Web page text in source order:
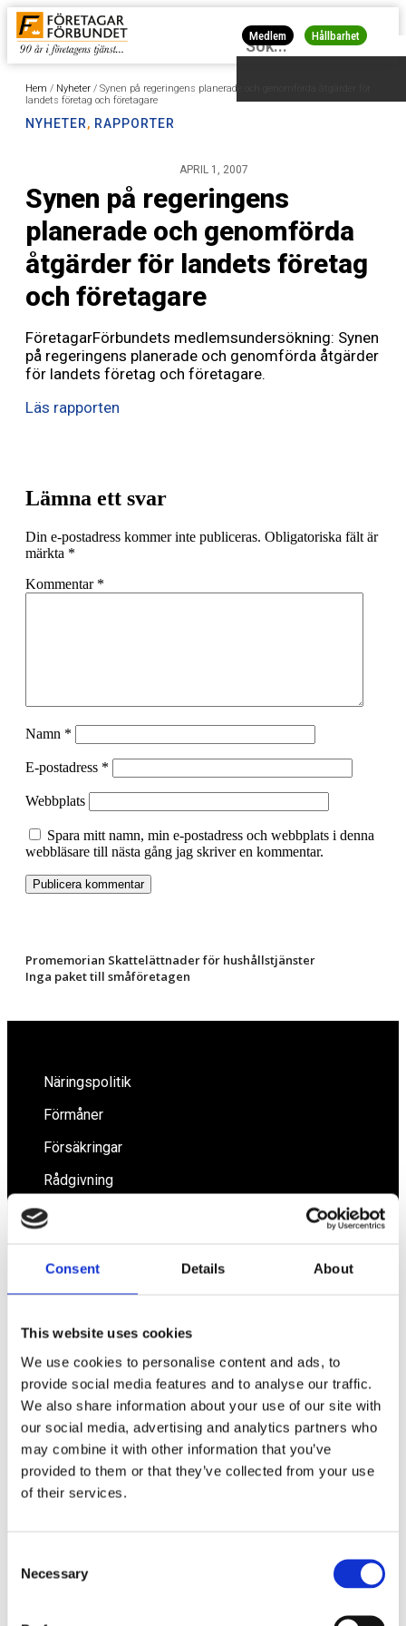
Consent Details About
This website uses cookies
We use cookies to personalise content and ads, to
provide social media features and to analyse our traffic.
We also share information about your use of our site with
our social media, advertising and analytics partners who
may combine it with other information that you’ve
provided to them or that they’ve collected from your use
of their services.
Selection
Necessary
Medlem Hållbarhet
Hem / Nyheter / Synen på regeringens planerade och genomförda åtgärder för
landets företag och företagare
NYHETER, RAPPORTER
APRIL 1, 2007
Synen på regeringens
planerade och genomförda
åtgärder för landets företag
och företagare
FöretagarFörbundets medlemsundersökning: Synen
på regeringens planerade och genomförda åtgärder
för landets företag och företagare.
Läs rapporten
Lämna ett svar
Din e-postadress kommer inte publiceras. Obligatoriska fält är
märkta *
Kommentar *
Namn *
E-postadress *
Webbplats
Spara mitt namn, min e-postadress och webbplats i denna
webbläsare till nästa gång jag skriver en kommentar.
Promemorian Skattelättnader för hushållstjänster
Inga paket till småföretagen
Företagarförbundet
Av småföretagare, för småföretagare
Ett medlemskap späckat med småföretagaranpassade
medlemstjänster och förmåner. Din egen
inköpsavdelning, rådgivning, försäkringspaket och
mycket mer. Vi fokuserar på soloföretagare och små
företag med företagaren i fokus. Vi är själva
småföretagare och vet hur verkligheten ser ut.
Näringspolitik
Förmåner
Försäkringar
Rådgivning
Tips
Om oss